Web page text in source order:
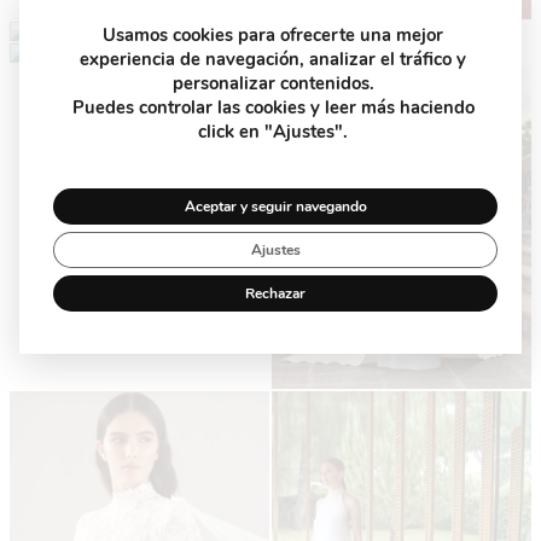
Usamos cookies para ofrecerte una mejor
experiencia de navegación, analizar el tráfico y
personalizar contenidos.
Puedes controlar las cookies y leer más haciendo
click en "Ajustes".
Aceptar y seguir navegando
Rechazar
Ajustes